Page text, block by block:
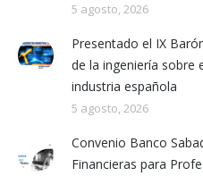
5 agosto, 2026
Presentado el IX
de la ingeniería sobre
industria española
5 agosto, 2026
Convenio Banco
Financieras para